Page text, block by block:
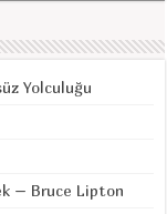
Yolculuğu
– Bruce Lipton